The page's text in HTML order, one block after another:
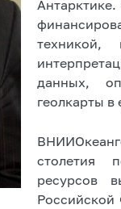
данных,
геолкарты в
столетия
ресурсов